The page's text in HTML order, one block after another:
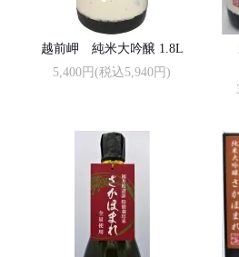
越前岬 純米大吟醸 1.8L
5,400円(税込5,940円)